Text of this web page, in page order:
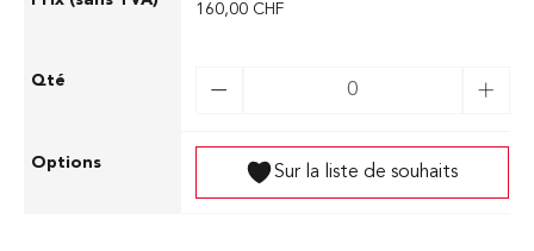
160,00 CHF
Sur la liste de souhaits